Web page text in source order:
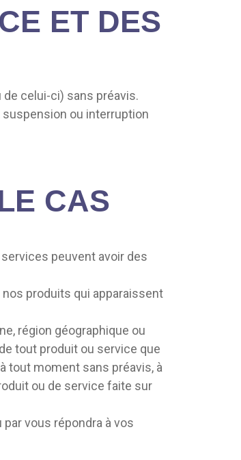
ET DES
celui-ci) sans préavis.
ou interruption
CAS
peuvent avoir des
produits qui apparaissent
région géographique ou
tout produit ou service que
tout moment sans préavis, à
ou de service faite sur
vous répondra à vos